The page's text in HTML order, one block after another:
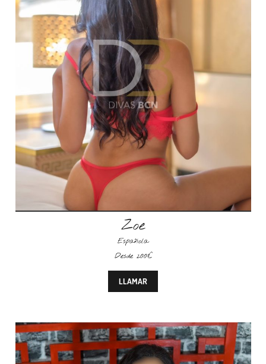
Zoe
Española
Desde 200€
LLAMAR